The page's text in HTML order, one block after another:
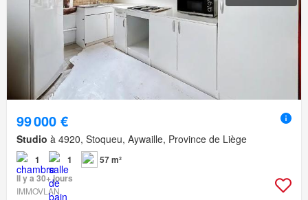
99 000 €
Studio à 4920, Stoqueu, Aywaille, Province de Liège
1 1
57 m²
Il y a 30+ jours
IMMOVLAN